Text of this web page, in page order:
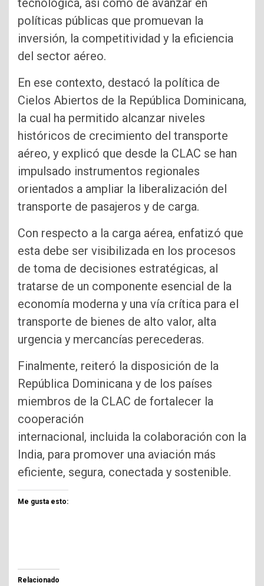
tecnológica, así como de avanzar en
políticas públicas que promuevan la
inversión, la competitividad y la eficiencia
del sector aéreo.
En ese contexto, destacó la política de
Cielos Abiertos de la República Dominicana,
la cual ha permitido alcanzar niveles
históricos de crecimiento del transporte
aéreo, y explicó que desde la CLAC se han
impulsado instrumentos regionales
orientados a ampliar la liberalización del
transporte de pasajeros y de carga​.
Con respecto a la carga aérea, enfatizó que
esta debe ser visibilizada en los procesos
de toma de decisiones estratégicas, al
tratarse de un componente esencial de la
economía moderna y una vía crítica para el
transporte de bienes de alto valor, alta
urgencia y mercancías perecederas.
Finalmente, reiteró la disposición de la
República Dominicana y de los países
miembros de la CLAC de fortalecer la
cooperación
internacional, incluida la colaboración con la
India, para promover una aviación más
eficiente, segura, conectada y sostenible.
Me gusta esto:
Relacionado